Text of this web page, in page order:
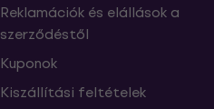
Reklamációk és elállások a
szerződéstől
Kuponok
Kiszállítási feltételek